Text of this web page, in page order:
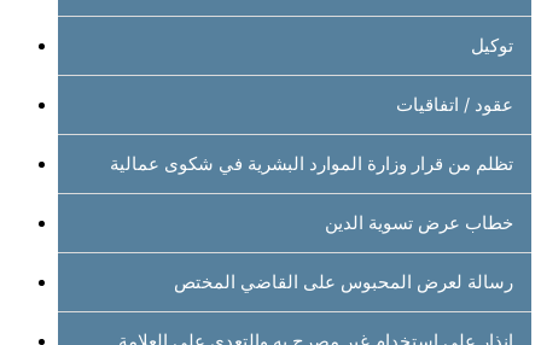
توكيل
عقود / اتفاقيات
تظلم من قرار وزارة الموارد البشرية في شكوى عمالية
خطاب عرض تسوية الدين
رسالة لعرض المحبوس على القاضي المختص